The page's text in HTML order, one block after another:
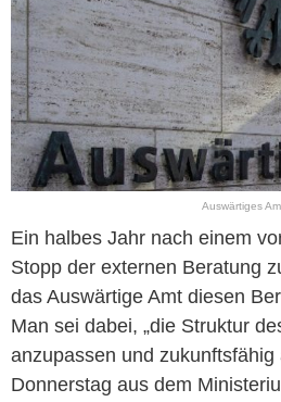
Auswärtiges
Ein halbes Jahr nach einem
Stopp der externen Beratung
das Auswärtige Amt diesen
Man sei dabei, „die Struktur
anzupassen und zukunftsfähig
Donnerstag aus dem